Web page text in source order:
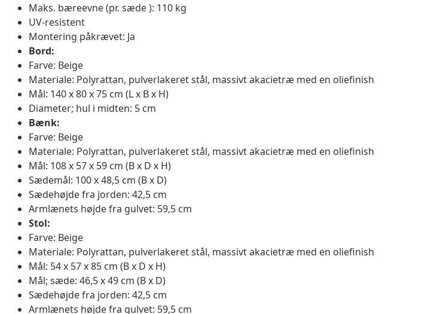
Maks. bæreevne (pr. sæde ): 110 kg
UV-resistent
Montering påkrævet: Ja
Bord:
Farve: Beige
Materiale: Polyrattan, pulverlakeret stål, massivt akacietræ med en oliefinish
Mål: 140 x 80 x 75 cm (L x B x H)
Diameter; hul i midten: 5 cm
Bænk:
Farve: Beige
Materiale: Polyrattan, pulverlakeret stål, massivt akacietræ med en oliefinish
Mål: 108 x 57 x 59 cm (B x D x H)
Sædemål: 100 x 48,5 cm (B x D)
Sædehøjde fra jorden: 42,5 cm
Armlænets højde fra gulvet: 59,5 cm
Stol:
Farve: Beige
Materiale: Polyrattan, pulverlakeret stål, massivt akacietræ med en oliefinish
Mål: 54 x 57 x 85 cm (B x D x H)
Mål; sæde: 46,5 x 49 cm (B x D)
Sædehøjde fra jorden: 42,5 cm
Armlænets højde fra gulvet: 59,5 cm